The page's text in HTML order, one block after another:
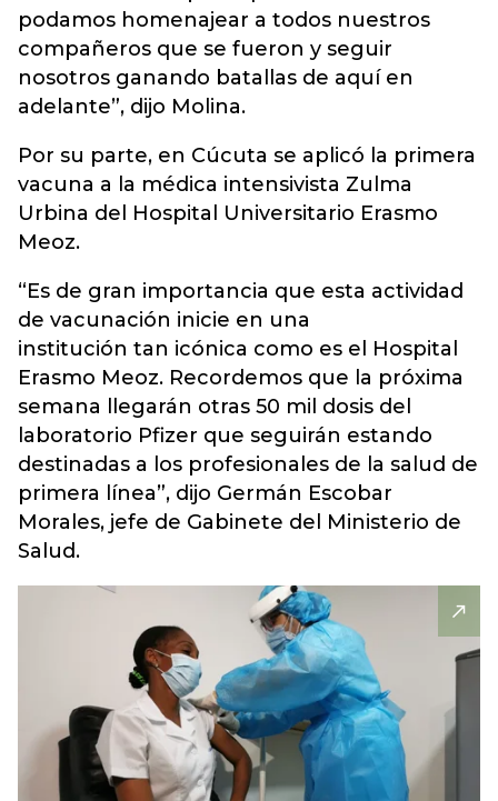
podamos homenajear a todos nuestros
compañeros que se fueron y seguir
nosotros ganando batallas de aquí en
adelante”, dijo Molina.
Por su parte, en Cúcuta se aplicó la primera
vacuna a la médica intensivista Zulma
Urbina del Hospital Universitario Erasmo
Meoz.
“Es de gran importancia que esta actividad
de vacunación inicie en una
institución tan icónica como es el Hospital
Erasmo Meoz. Recordemos que la próxima
semana llegarán otras 50 mil dosis del
laboratorio Pfizer que seguirán estando
destinadas a los profesionales de la salud de
primera línea”, dijo Germán Escobar
Morales, jefe de Gabinete del Ministerio de
Salud.